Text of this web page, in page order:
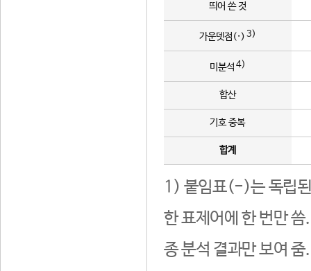
띄어 쓴 것
가운뎃점(·) 3)
미분석 4)
합산
기호 중복
합계
1) 붙임표(-)는 독립된
한 표제어에 한 번만
종 분석 결과만 보여